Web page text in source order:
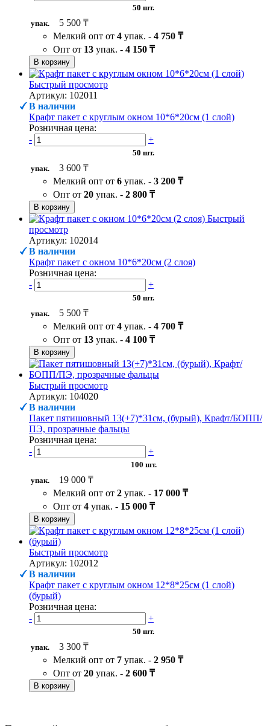
50 шт.
упак.
5 500 ₸
Мелкий опт от 4 упак. - 4 750 ₸
Опт от 13 упак. - 4 150 ₸
В корзину
Быстрый просмотр
Артикул: 102011
В наличии
Крафт пакет с круглым окном 10*6*20см (1 слой)
Розничная цена:
-
+
50 шт.
упак.
3 600 ₸
Мелкий опт от 6 упак. - 3 200 ₸
Опт от 20 упак. - 2 800 ₸
В корзину
Быстрый
просмотр
Артикул: 102014
В наличии
Крафт пакет с окном 10*6*20см (2 слоя)
Розничная цена:
-
+
50 шт.
упак.
5 500 ₸
Мелкий опт от 4 упак. - 4 700 ₸
Опт от 13 упак. - 4 100 ₸
В корзину
Быстрый просмотр
Артикул: 104020
В наличии
Пакет пятишовный 13(+7)*31см, (бурый), Крафт/БОПП/
ПЭ, прозрачные фальцы
Розничная цена:
-
+
100 шт.
упак.
19 000 ₸
Мелкий опт от 2 упак. - 17 000 ₸
Опт от 4 упак. - 15 000 ₸
В корзину
Быстрый просмотр
Артикул: 102012
В наличии
Крафт пакет с круглым окном 12*8*25см (1 слой)
(бурый)
Розничная цена:
-
+
50 шт.
упак.
3 300 ₸
Мелкий опт от 7 упак. - 2 950 ₸
Опт от 20 упак. - 2 600 ₸
В корзину